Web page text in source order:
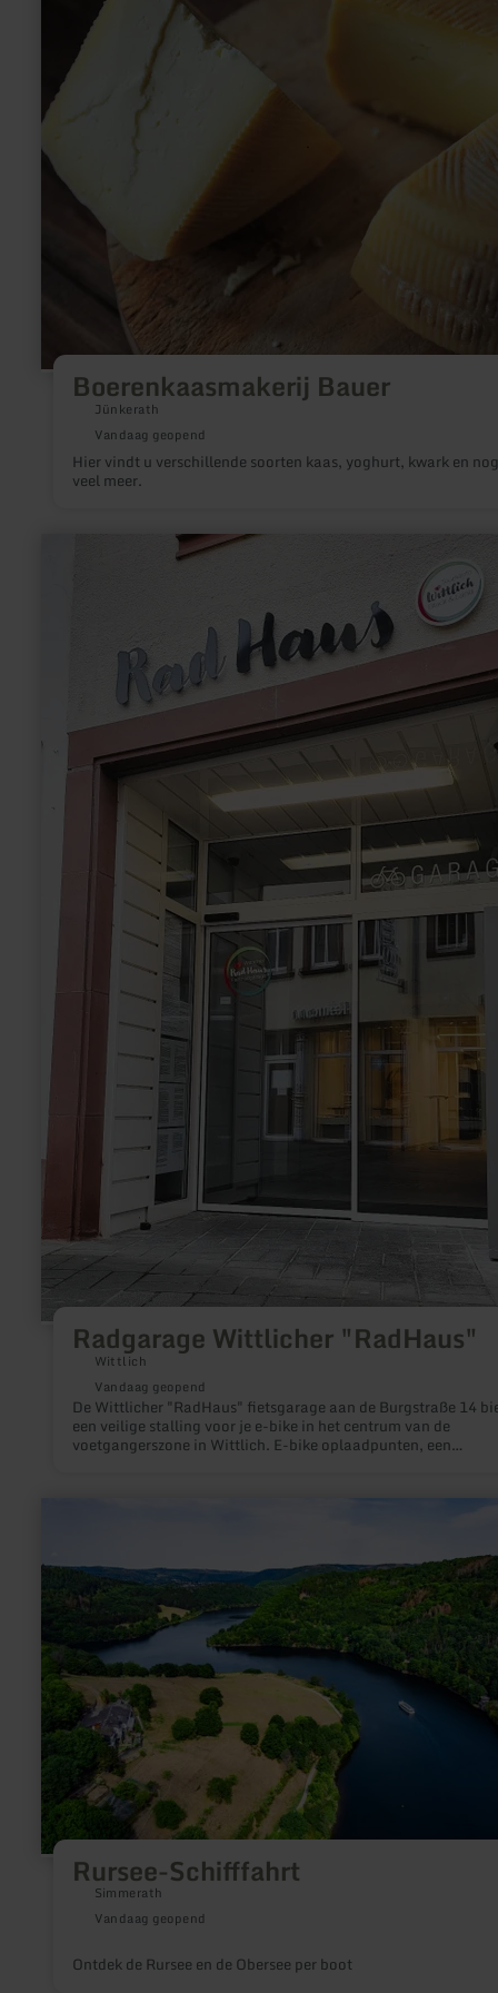
Boerenkaasmakerij Bauer
Jünkerath
Vandaag geopend
Hier vindt u verschillende soorten kaas, yoghurt, kwark en nog
veel meer.
Radgarage Wittlicher "RadHaus"
Wittlich
Vandaag geopend
De Wittlicher "RadHaus" fietsgarage aan de Burgstraße 14
een veilige stalling voor je e-bike in het centrum van de
voetgangerszone in Wittlich. E-bike oplaadpunten, een
Rursee-Schifffahrt
Simmerath
Vandaag geopend
Ontdek de Rursee en de Obersee per boot
Schifffahrt